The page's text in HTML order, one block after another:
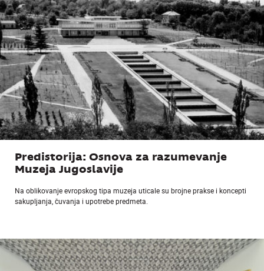
Predistorija: Osnova za razumevanje
Muzeja Jugoslavije
Na oblikovanje evropskog tipa muzeja uticale su brojne prakse i koncepti
sakupljanja, čuvanja i upotrebe predmeta.